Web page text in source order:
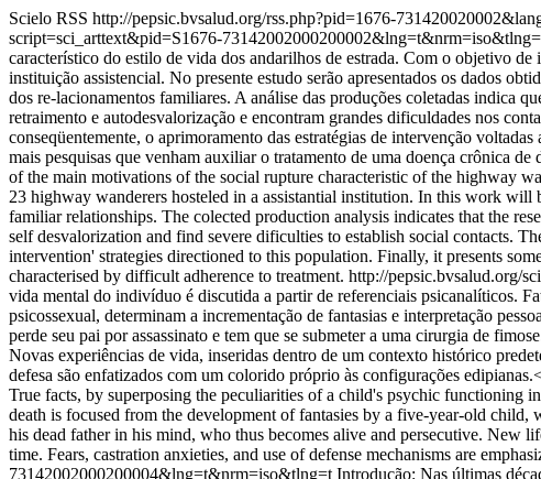
Scielo RSS http://pepsic.bvsalud.org/rss.php?pid=1676-
script=sci_arttext&pid=S1676-
característico do estilo de vida dos andarilhos de estrada. Com o objetivo
instituição assistencial. No presente estudo serão apresentados os dados
dos re-lacionamentos familiares. A análise das produções coletadas indica
retraimento e autodesvalorização e encontram grandes dificuldades nos
conseqüentemente, o aprimoramento das estratégias de intervenção
mais pesquisas que venham auxiliar o tratamento de uma doença crônica
of the main motivations of the social rupture characteristic of the highway
23 highway wanderers hosteled in a assistantial institution. In this work
familiar relationships. The colected production analysis indicates that the
self desvalorization and find severe dificulties to establish social contacts.
intervention' strategies directioned to this population. Finally, it presents
characterised by difficult adherence to treatment. http://pepsic.bvsalud.org/
vida mental do indivíduo é discutida a partir de referenciais psicanalíticos.
psicossexual, determinam a incrementação de fantasias e interpretação
perde seu pai por assassinato e tem que se submeter a uma cirurgia de
Novas experiências de vida, inseridas dentro de um contexto histórico
defesa são enfatizados com um colorido próprio às configurações
True facts, by superposing the peculiarities of a child's psychic functioning
death is focused from the development of fantasies by a five-year-old child,
his dead father in his mind, who thus becomes alive and persecutive. New
time. Fears, castration anxieties, and use of defense mechanisms are
73142002000200004&lng=t&nrm=iso&tlng=t Introdução: Nas últimas